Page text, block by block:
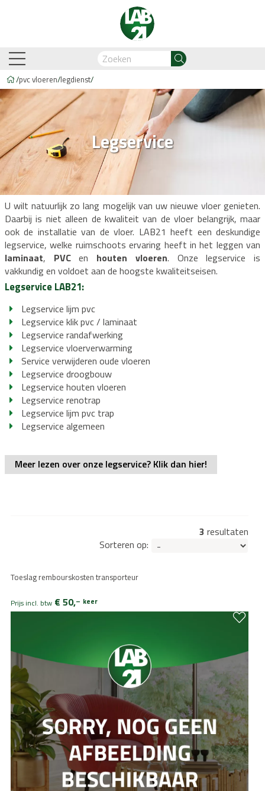
Oostzaan Amsterdam-Zuidoost Breda
Automation & AI
Lijm PVC vloeren PVC visgraat
Belakos Cavallino Cortina
Legdienst
Legservice
Legmateriaal
Service
Proces en
Laminaat restpartijen Klik laminaat
Budget-line Floorlife
Legdienst
Legservice
Legmateriaal
Service informatie
Proces en
Eiken vloeren
Albero
Arborea
Legdienst
kosten
Vloerverwarming verdeler
Vloerverwarming Legdienst
Vloerverwarming planning
Traprenovatie PVC
Legservice
Legmateriaal
Service informatie
Open trap renoveren
Vloer van de Week
Vloer van de Week
/pvc vloeren/legdienst/
Legservice
U wilt natuurlijk zo lang mogelijk van uw nieuwe vloer genieten.
Daarbij is niet alleen de kwaliteit van de vloer belangrijk, maar
ook de installatie van de vloer. LAB21 heeft een deskundige
legservice, welke ruimschoots ervaring heeft in het leggen van
laminaat, PVCen houten vloeren. Onze legservice is
vakkundig en voldoet aan de hoogste kwaliteitseisen.
Legservice LAB21:
Legservice lijm pvc
Legservice klik pvc / laminaat
Legservice randafwerking
Legservice vloerverwarming
Service verwijderen oude vloeren
Legservice droogbouw
Legservice houten vloeren
Legservice renotrap
Legservice lijm pvc trap
Legservice algemeen
Meer lezen over onze legservice? Klik dan hier!
3 resultaten
Sorteren op:
Toeslag rembourskosten transporteur
Prijs incl. btw € 50,– keer